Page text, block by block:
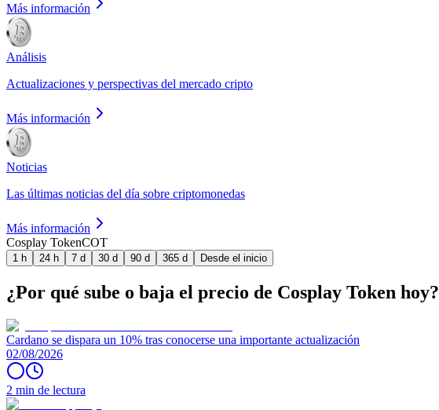
Más información
Análisis
Actualizaciones y perspectivas del mercado cripto
Más información
Noticias
Las últimas noticias del día sobre criptomonedas
Más información
Cosplay TokenCOT
1 h 24 h 7 d 30 d 90 d 365 d Desde el inicio
¿Por qué sube o baja el precio de Cosplay Token hoy?
Cardano se dispara un 10% tras conocerse una importante actualización
02/08/2026
2 min de lectura